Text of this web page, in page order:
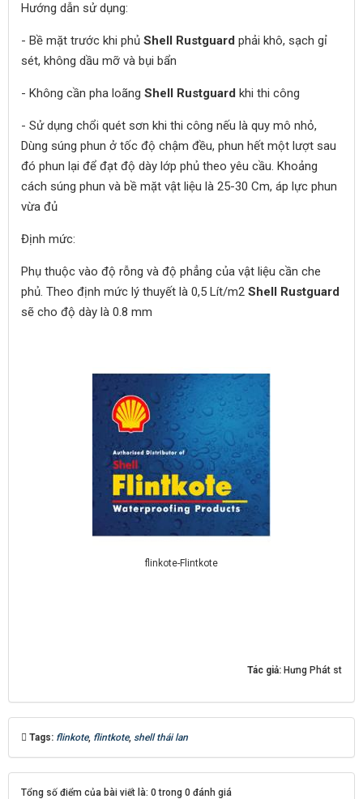
Hướng dẫn sử dụng:
- Bề mặt trước khi phủ Shell Rustguard phải khô, sạch gỉ
sét, không dầu mỡ và bụi bẩn
- Không cần pha loãng Shell Rustguard khi thi công
- Sử dụng chổi quét sơn khi thi công nếu là quy mô nhỏ,
Dùng súng phun ở tốc độ chậm đều, phun hết một lượt sau
đó phun lại để đạt độ dày lớp phủ theo yêu cầu. Khoảng
cách súng phun và bề mặt vật liệu là 25-30 Cm, áp lực phun
vừa đủ
Định mức:
Phụ thuộc vào độ rỗng và độ phẳng của vật liệu cần che
phủ. Theo định mức lý thuyết là 0,5 Lít/m2 Shell Rustguard
sẽ cho độ dày là 0.8 mm
flinkote-Flintkote
Tác giả: Hưng Phát st
Tags: flinkote, flintkote, shell thái lan
Tổng số điểm của bài viết là: 0 trong 0 đánh giá